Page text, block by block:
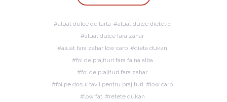
aluat dulce de tarta
aluat dulce dietetic
aluat dulce fara zahar
aluat fara zahar low carb
dieta dukan
foi de prajituri fara faina alba
foi de prajituri fara zahar
foi pe dosul tavii pentru prajituri
low carb
low fat
retete dukan